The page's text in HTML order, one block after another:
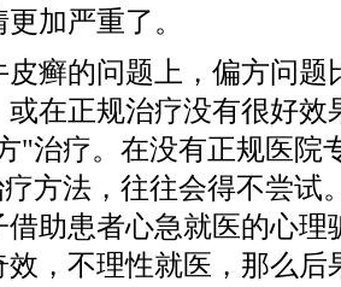
加严重了。
的问题上，偏方问题
或在正规治疗没有很好效
"治疗。在没有正规医院
方法，往往会得不尝试
借助患者心急就医的心理
效，不理性就医，那么后